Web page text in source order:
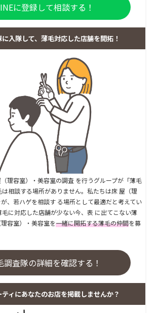
に登録して相談する！
入隊して、薄毛対応した店舗を開拓！
理容室）・美容室の調査 を行うグループが「薄毛
相談する場所がありません。私たちは床 屋（理
、若ハゲを相談す る場所として最適だと考えてい
毛に対応した店舗が少ない今、表 に出てこない薄
容室）・美容室を一緒に開拓する薄毛の仲間を募
調査隊の詳細を確認する！
ィにあなたのお店を掲載しませんか？